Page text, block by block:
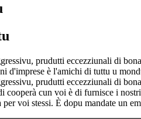
prudutti eccezziunali di
d'imprese è l'amichi di tuttu u
prudutti eccezziunali di
cooperà cun voi è di furnisce i
voi stessi. È dopu mandate un